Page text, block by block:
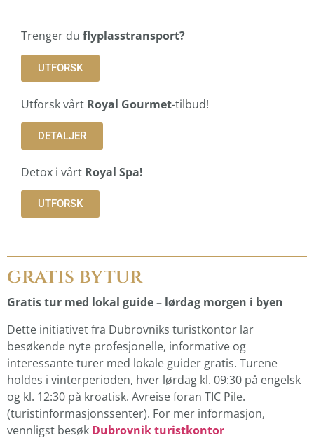
Trenger du flyplasstransport?
UTFORSK
Utforsk vårt Royal Gourmet-tilbud!
DETALJER
Detox i vårt Royal Spa!
UTFORSK
gratis bytur
Gratis tur med lokal guide – lørdag morgen i byen
Dette initiativet fra Dubrovniks turistkontor lar
besøkende nyte profesjonelle, informative og
interessante turer med lokale guider gratis. Turene
holdes i vinterperioden, hver lørdag kl. 09:30 på engelsk
og kl. 12:30 på kroatisk. Avreise foran TIC Pile.
(turistinformasjonssenter). For mer informasjon,
vennligst besøk Dubrovnik turistkontor